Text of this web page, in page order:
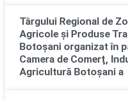
Târgului Regional de
Agricole și Produse
Botoșani organizat în
Camera de Comerţ,
Agricultură Botoşani a